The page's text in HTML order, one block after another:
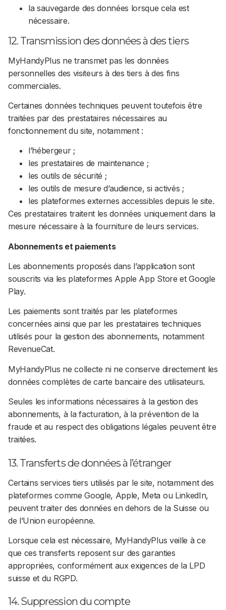
la sauvegarde des données lorsque cela est
nécessaire.
12. Transmission des données à des tiers
MyHandyPlus ne transmet pas les données
personnelles des visiteurs à des tiers à des fins
commerciales.
Certaines données techniques peuvent toutefois être
traitées par des prestataires nécessaires au
fonctionnement du site, notamment :
l’hébergeur ;
les prestataires de maintenance ;
les outils de sécurité ;
les outils de mesure d’audience, si activés ;
les plateformes externes accessibles depuis le site.
Ces prestataires traitent les données uniquement dans la
mesure nécessaire à la fourniture de leurs services.
Abonnements et paiements
Les abonnements proposés dans l’application sont
souscrits via les plateformes Apple App Store et Google
Play.
Les paiements sont traités par les plateformes
concernées ainsi que par les prestataires techniques
utilisés pour la gestion des abonnements, notamment
RevenueCat.
MyHandyPlus ne collecte ni ne conserve directement les
données complètes de carte bancaire des utilisateurs.
Seules les informations nécessaires à la gestion des
abonnements, à la facturation, à la prévention de la
fraude et au respect des obligations légales peuvent être
traitées.
13. Transferts de données à l’étranger
Certains services tiers utilisés par le site, notamment des
plateformes comme Google, Apple, Meta ou LinkedIn,
peuvent traiter des données en dehors de la Suisse ou
de l’Union européenne.
Lorsque cela est nécessaire, MyHandyPlus veille à ce
que ces transferts reposent sur des garanties
appropriées, conformément aux exigences de la LPD
suisse et du RGPD.
14. Suppression du compte